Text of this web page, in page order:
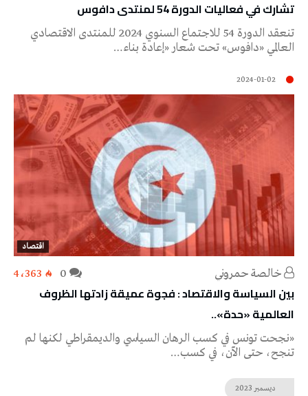
تشارك في فعاليات الدورة 54 لمنتدى دافوس
تنعقد الدورة 54 للاجتماع السنوي 2024 للمنتدى الاقتصادي
العالمي «دافوس» تحت شعار «إعادة بناء…
2024-01-02
اقتصاد
خالصة حمروني 4٬363
بين السياسة والاقتصاد : فجوة عميقة زادتها الظروف
العالمية «حدة»..
«نجحت تونس في كسب الرهان السياسي والديمقراطي لكنها لم
تنجح، حتى الآن، في كسب…
ديسمبر 2023